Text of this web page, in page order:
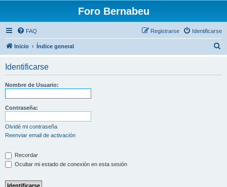
Foro Bernabeu
FAQ Identificarse
Registrarse
Inicio Índice general
Identificarse
Nombre de Usuario:
Contraseña:
Olvidé mi contraseña
Reenviar email de activación
Recordar
Ocultar mi estado de conexión en esta sesión